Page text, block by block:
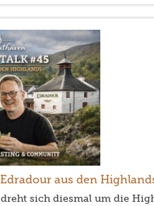
aus den
sich diesmal um die